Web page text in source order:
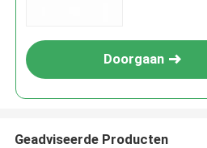
Doorgaan
Geadviseerde Producten